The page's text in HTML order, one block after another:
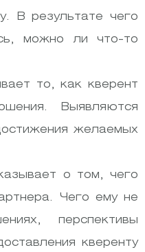
В результате чего
можно ли что-то
то, как кверент
Выявляются
желаемых
о том, чего
Чего ему не
перспективы
кверенту